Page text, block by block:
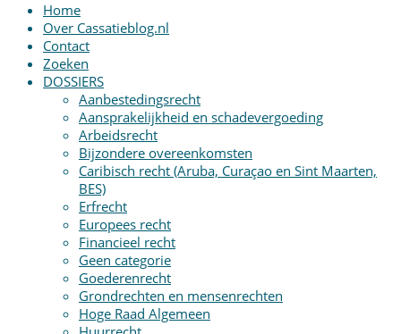
Home
Over Cassatieblog.nl
Contact
Zoeken
DOSSIERS
Aanbestedingsrecht
Aansprakelijkheid en schadevergoeding
Arbeidsrecht
Bijzondere overeenkomsten
Caribisch recht (Aruba, Curaçao en Sint Maarten,
BES)
Erfrecht
Europees recht
Financieel recht
Geen categorie
Goederenrecht
Grondrechten en mensenrechten
Hoge Raad Algemeen